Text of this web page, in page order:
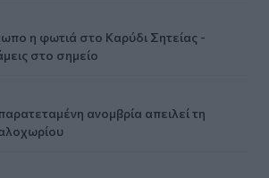
η φωτιά στο Καρύδι Σητείας -
στο σημείο
ανομβρία απειλεί τη